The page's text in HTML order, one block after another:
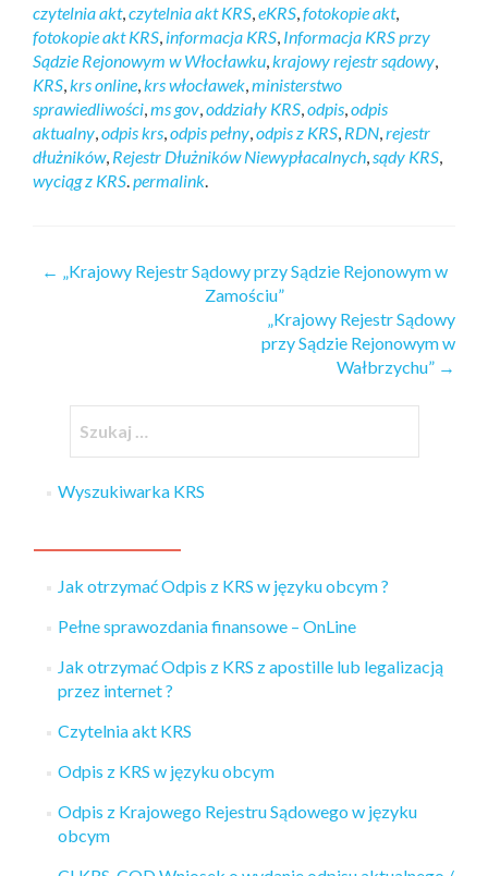
czytelnia akt, czytelnia akt KRS eKRS fotokopie akt,
fotokopie akt KRS informacja KRS Informacja KRS przy
Sądzie Rejonowym w Włocławku krajowy rejestr sądowy
KRS krs online krs włocławek ministerstwo
sprawiedliwości ms gov oddziały KRS odpis odpis
aktualny odpis krs odpis pełny odpis z KRS RDN rejestr
dłużników, Rejestr Dłużników Niewypłacalnych sądy KRS
wyciąg z KRS permalink
←
„Krajowy Rejestr Sądowy przy Sądzie Rejonowym w
Zamościu”
„Krajowy Rejestr Sądowy
przy Sądzie Rejonowym w
Wałbrzychu” →
Wyszukiwarka KRS
Jak otrzymać Odpis z KRS w języku obcym ?
Pełne sprawozdania finansowe – OnLine
Jak otrzymać Odpis z KRS z apostille lub legalizacją
przez internet ?
Czytelnia akt KRS
Odpis z KRS w języku obcym
Odpis z Krajowego Rejestru Sądowego w języku
obcym